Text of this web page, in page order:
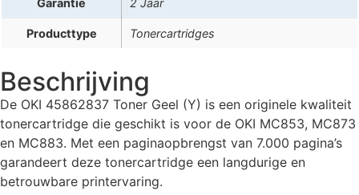
Garantie 2 Jaar
Producttype Tonercartridges
Beschrijving
De OKI 45862837 Toner Geel (Y) is een originele kwaliteit
tonercartridge die geschikt is voor de OKI MC853, MC873
en MC883. Met een paginaopbrengst van 7.000 pagina’s
garandeert deze tonercartridge een langdurige en
betrouwbare printervaring.